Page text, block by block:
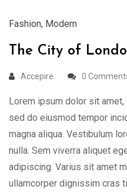
Fashion, Modern
The City of
Accepire 0
Lorem ipsum dolor sit
sed do eiusmod tempor
magna aliqua. Vestibulum
nulla. Sem viverra aliquet
adipiscing. Varius sit amet
ullamcorper dignissim cras